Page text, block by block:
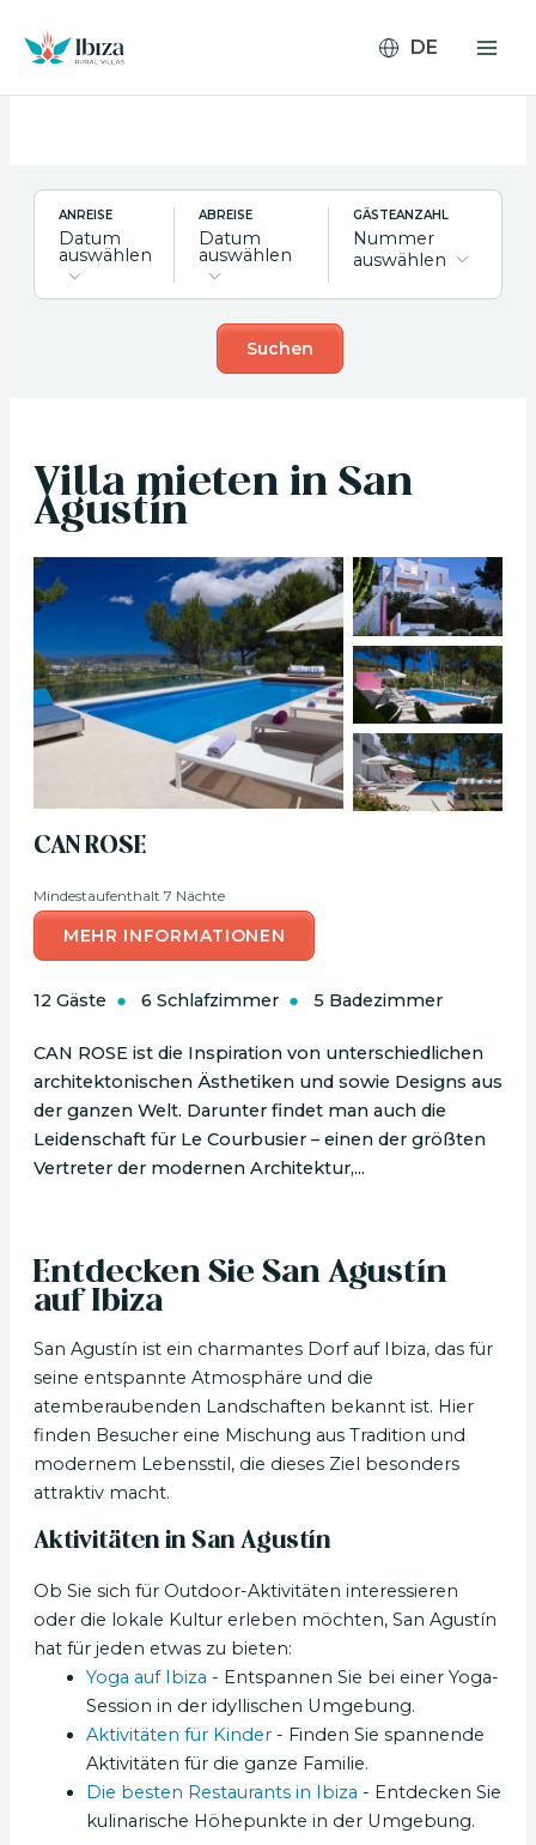
Inhalt
springen
ANREISE
Datum
auswählen
ABREISE
Datum
auswählen
GÄSTEANZAHL
Nummer
auswählen
Suchen
Villa mieten in San
Agustín
CAN ROSE
Mindestaufenthalt 7 Nächte
MEHR INFORMATIONEN
12 Gäste 6 Schlafzimmer 5 Badezimmer
CAN ROSE ist die Inspiration von unterschiedlichen
architektonischen Ästhetiken und sowie Designs aus
der ganzen Welt. Darunter findet man auch die
Leidenschaft für Le Courbusier – einen der größten
Vertreter der modernen Architektur,...
Entdecken Sie San Agustín
auf Ibiza
San Agustín ist ein charmantes Dorf auf Ibiza, das für
seine entspannte Atmosphäre und die
atemberaubenden Landschaften bekannt ist. Hier
finden Besucher eine Mischung aus Tradition und
modernem Lebensstil, die dieses Ziel besonders
attraktiv macht.
Aktivitäten in San Agustín
Ob Sie sich für Outdoor-Aktivitäten interessieren
oder die lokale Kultur erleben möchten, San Agustín
hat für jeden etwas zu bieten:
Yoga auf Ibiza - Entspannen Sie bei einer Yoga-
Session in der idyllischen Umgebung.
Aktivitäten für Kinder- Finden Sie spannende
Aktivitäten für die ganze Familie.
Die besten Restaurants in Ibiza - Entdecken Sie
kulinarische Höhepunkte in der Umgebung.